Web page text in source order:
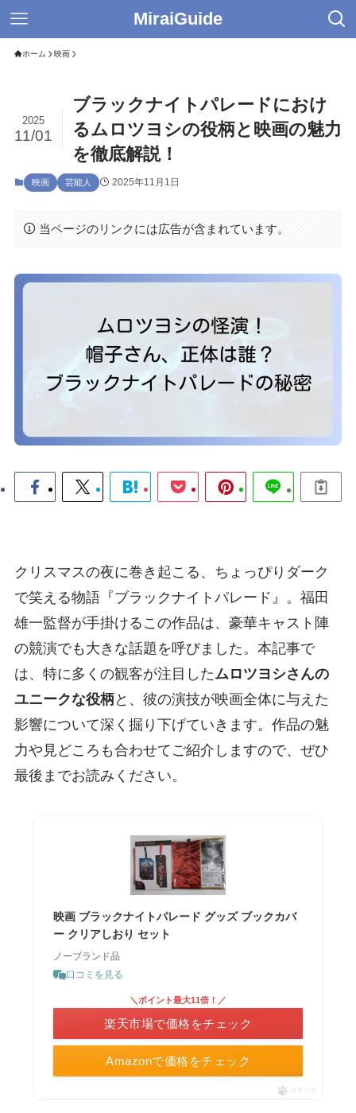
MiraiGuide
ホーム 映画
ブラックナイトパレードにおけ
るムロツヨシの役柄と映画の魅力
を徹底解説！
2025
11/01
映画 芸能人 2025年11月1日
当ページのリンクには広告が含まれています。
クリスマスの夜に巻き起こる、ちょっぴりダーク
で笑える物語『ブラックナイトパレード』。福田
雄一監督が手掛けるこの作品は、豪華キャスト陣
の競演でも大きな話題を呼びました。本記事で
は、特に多くの観客が注目したムロツヨシさんの
ユニークな役柄と、彼の演技が映画全体に与えた
影響について深く掘り下げていきます。作品の魅
力や見どころも合わせてご紹介しますので、ぜひ
最後までお読みください。
映画 ブラックナイトパレード グッズ ブックカバ
ー クリアしおり セット
ノーブランド品
口コミを見る
Amazonで価格をチェック
＼ポイント最大11倍！／
楽天市場で価格をチェック
ポチップ